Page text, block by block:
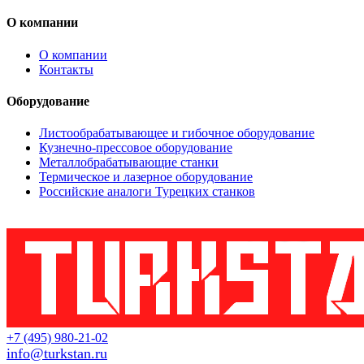
О компании
О компании
Контакты
Оборудование
Листообрабатывающее и гибочное оборудование
Кузнечно-прессовое оборудование
Металлобрабатывающие станки
Термическое и лазерное оборудование
Российские аналоги Турецких станков
+7 (495) 980-21-02
info@turkstan.ru